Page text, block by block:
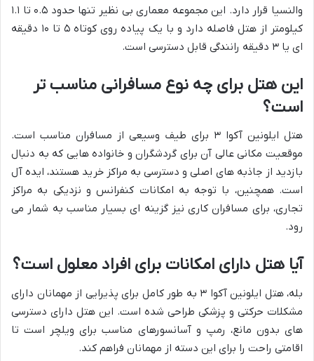
والنسیا قرار دارد. این مجموعه معماری بی نظیر تنها حدود ۰.۵ تا ۱.۱
کیلومتر از هتل فاصله دارد و با یک پیاده روی کوتاه ۵ تا ۱۰ دقیقه
ای یا ۳ دقیقه رانندگی قابل دسترسی است.
این هتل برای چه نوع مسافرانی مناسب تر
است؟
هتل ایلونین آکوا ۳ برای طیف وسیعی از مسافران مناسب است.
موقعیت مکانی عالی آن برای گردشگران و خانواده هایی که به دنبال
بازدید از جاذبه های اصلی و دسترسی به مراکز خرید هستند، ایده آل
است. همچنین، با توجه به امکانات کنفرانس و نزدیکی به مراکز
تجاری، برای مسافران کاری نیز گزینه ای بسیار مناسب به شمار می
رود.
آیا هتل دارای امکانات برای افراد معلول است؟
بله، هتل ایلونین آکوا ۳ به طور کامل برای پذیرایی از مهمانان دارای
مشکلات حرکتی و پزشکی طراحی شده است. این هتل دارای دسترسی
های بدون مانع، رمپ و آسانسورهای مناسب برای ویلچر است تا
اقامتی راحت را برای این دسته از مهمانان فراهم کند.